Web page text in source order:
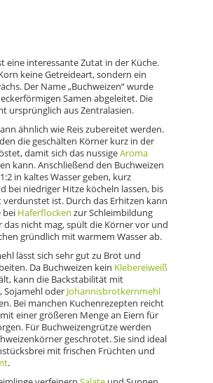
eine interessante Zutat in der Küche.
keine Getreideart, sondern ein
Der Name „Buchweizen“ wurde
Samen abgeleitet. Die
ursprünglich aus Zentralasien.
ähnlich wie Reis zubereitet werden.
die geschälten Körner kurz in der
damit sich das nussigeAroma
kann. Anschließend den Buchweizen
in kaltes Wasser geben, kurz
bei niedriger Hitze köcheln lassen, bis
verdunstet ist. Durch das Erhitzen kann
bei Haferflocken zur Schleimbildung
das nicht mag, spült die Körner vor und
gründlich mit warmem Wasser ab.
lässt sich sehr gut zu Brot und
Da Buchweizen kein Klebereiweiß
kann die Backstabilität mit
Sojamehl oder Johannisbrotkernmehl
Bei manchen Kuchenrezepten reicht
einer größeren Menge an Eiern für
Für Buchweizengrütze werden
geschrotet. Sie sind ideal
mit frischen Früchten und
.